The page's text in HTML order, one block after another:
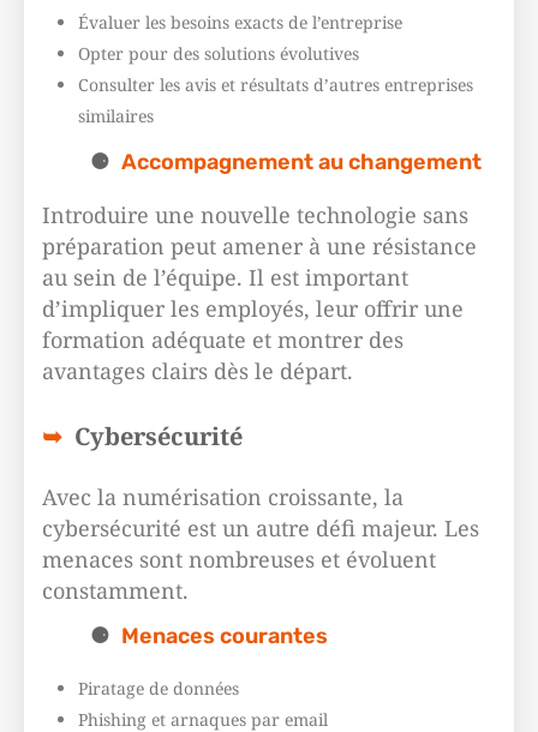
Évaluer les besoins exacts de l’entreprise
Opter pour des solutions évolutives
Consulter les avis et résultats d’autres entreprises
similaires
Accompagnement au changement
Introduire une nouvelle technologie sans
préparation peut amener à une résistance
au sein de l’équipe. Il est important
d’impliquer les employés, leur offrir une
formation adéquate et montrer des
avantages clairs dès le départ.
Cybersécurité
Avec la numérisation croissante, la
cybersécurité est un autre défi majeur. Les
menaces sont nombreuses et évoluent
constamment.
Menaces courantes
Piratage de données
Phishing et arnaques par email